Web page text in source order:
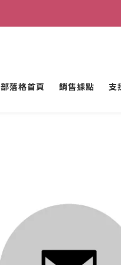
部落格首頁 銷售據點 支